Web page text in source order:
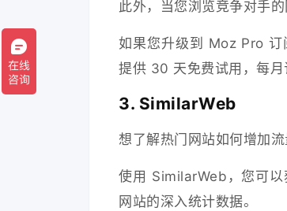
此外，当您浏览竞争对手
如果您升级到 Moz Pro 订
提供 30 天免费试用，每月
3. SimilarWeb
想了解热门网站如何增加
使用 SimilarWeb，您可
网站的深入统计数据。